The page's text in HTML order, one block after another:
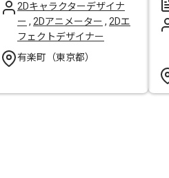
2Dキャラクターデザイナ
ー , 2Dアニメーター , 2Dエ
フェクトデザイナー
有楽町（東京都）